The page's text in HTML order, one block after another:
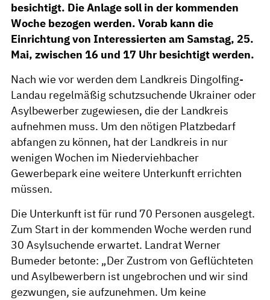
besichtigt. Die Anlage soll in der kommenden
Woche bezogen werden. Vorab kann die
Einrichtung von Interessierten am Samstag, 25.
Mai, zwischen 16 und 17 Uhr besichtigt werden.
Nach wie vor werden dem Landkreis Dingolfing-
Landau regelmäßig schutzsuchende Ukrainer oder
Asylbewerber zugewiesen, die der Landkreis
aufnehmen muss. Um den nötigen Platzbedarf
abfangen zu können, hat der Landkreis in nur
wenigen Wochen im Niederviehbacher
Gewerbepark eine weitere Unterkunft errichten
müssen.
Die Unterkunft ist für rund 70 Personen ausgelegt.
Zum Start in der kommenden Woche werden rund
30 Asylsuchende erwartet. Landrat Werner
Bumeder betonte: „Der Zustrom von Geflüchteten
und Asylbewerbern ist ungebrochen und wir sind
gezwungen, sie aufzunehmen. Um keine